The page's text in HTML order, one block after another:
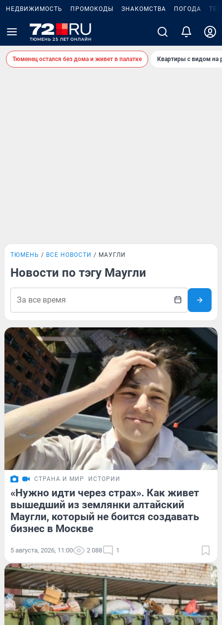
НЕДВИЖИМОСТЬ ПРОМОКОДЫ ЗНАКОМСТВА ПОГОДА
Тюменец остался без дома и живет в палатке Квартиры с видом на
ТЮМЕНЬ ВСЕ НОВОСТИ МАУГЛИ
Новости по тэгу Маугли
СТРАНА И МИР ИСТОРИИ
«Нужно идти через страх». Как живет
вышедший из землянки алтайский
Маугли, который не боится создавать
бизнес в Москве
5 августа, 2026, 11:00 2 088 1